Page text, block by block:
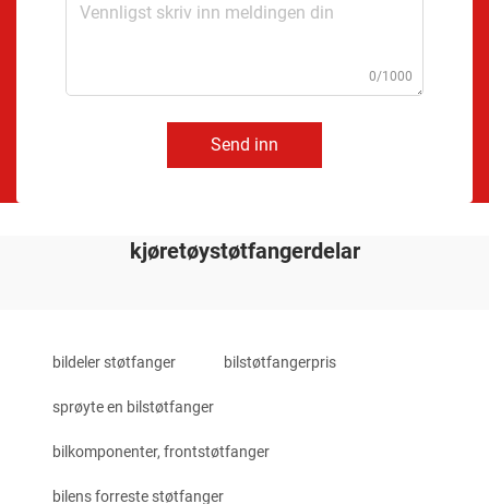
0/1000
Send inn
kjøretøystøtfangerdelar
bildeler støtfanger bilstøtfangerpris
sprøyte en bilstøtfanger
bilkomponenter, frontstøtfanger
bilens forreste støtfanger